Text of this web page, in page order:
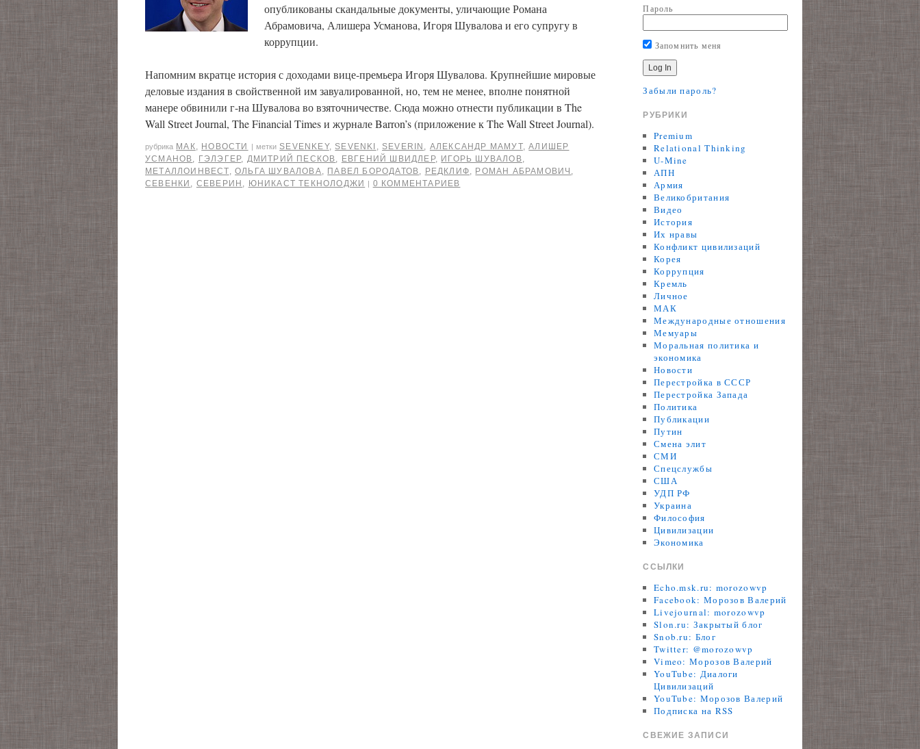
опубликованы скандальные документы, уличающие Романа
Абрамовича, Алишера Усманова, Игоря Шувалова и его супругу в
коррупции.
Напомним вкратце история с доходами вице-премьера Игоря Шувалова. Крупнейшие мировые
деловые издания в свойственной им завуалированной, но, тем не менее, вполне понятной
манере обвинили г-на Шувалова во взяточничестве. Сюда можно отнести публикации в The
Wall Street Journal, The Financial Times и журнале Barron’s (приложение к The Wall Street Journal).
рубрика МАК, НОВОСТИ | метки SEVENKEY, SEVENKI , SEVERIN , АЛЕКСАНДР МАМУТ,АЛИШЕР
УСМАНОВ, ГЭЛЭГЕР, ДМИТРИЙ ПЕСКОВ, ЕВГЕНИЙ ШВИДЛЕР, ИГОРЬ ШУВАЛОВ,
МЕТАЛЛОИНВЕСТ,ОЛЬГА ШУВАЛОВА, ПАВЕЛ БОРОДАТОВ, РЕДКЛИФ, РОМАН АБРАМОВИЧ ,
СЕВЕНКИ , СЕВЕРИН , ЮНИКАСТ ТЕКНОЛОДЖИ | 0 КОММЕНТАРИЕВ
Пароль
Запомнить меня
Забыли пароль?
РУБРИКИ
Premium
Relational Thinking
U-Mine
АПН
Армия
Великобритания
Видео
История
Их нравы
Конфликт цивилизаций
Корея
Коррупция
Кремль
Личное
МАК
Международные отношения
Мемуары
Моральная политика и
экономика
Новости
Перестройка в СССР
Перестройка Запада
Политика
Публикации
Путин
Смена элит
СМИ
Спецслужбы
США
УДП РФ
Украина
Философия
Цивилизации
Экономика
ССЫЛКИ
Echo.msk.ru: morozowvp
Facebook: Морозов Валерий
Livejournal: morozowvp
Slon.ru: Закрытый блог
Snob.ru: Блог
Twitter: @morozowvp
Vimeo: Морозов Валерий
YouTube: Диалоги
Цивилизаций
YouTube: Морозов Валерий
Подписка на RSS
СВЕЖИЕ ЗАПИСИ